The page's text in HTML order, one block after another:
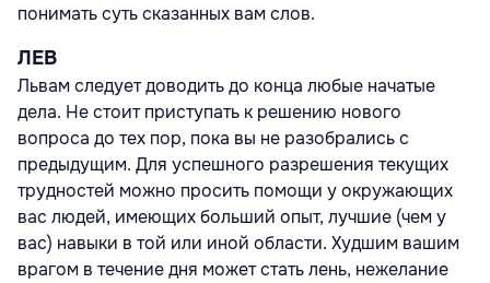
понимать суть сказанных вам слов.
ЛЕВ
Львам следует доводить до конца любые начатые
дела. Не стоит приступать к решению нового
вопроса до тех пор, пока вы не разобрались с
предыдущим. Для успешного разрешения текущих
трудностей можно просить помощи у окружающих
вас людей, имеющих больший опыт, лучшие (чем у
вас) навыки в той или иной области. Худшим вашим
врагом в течение дня может стать лень, нежелание